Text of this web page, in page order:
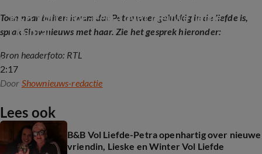
Toen naar buiten kwam dat Petra weer gelukkig in de liefde is,
sprak Shownieuws met haar. Zie het gesprek hieronder:
2:17
B&B Vol Liefde-Petra over nieuwe liefde
Chantal
Bron headerfoto: RTL
Door Shownieuws-redactie
Lees ook
B&B Vol Liefde-Petra openhartig over nieuwe
vriendin, Lieske en Winter Vol Liefde